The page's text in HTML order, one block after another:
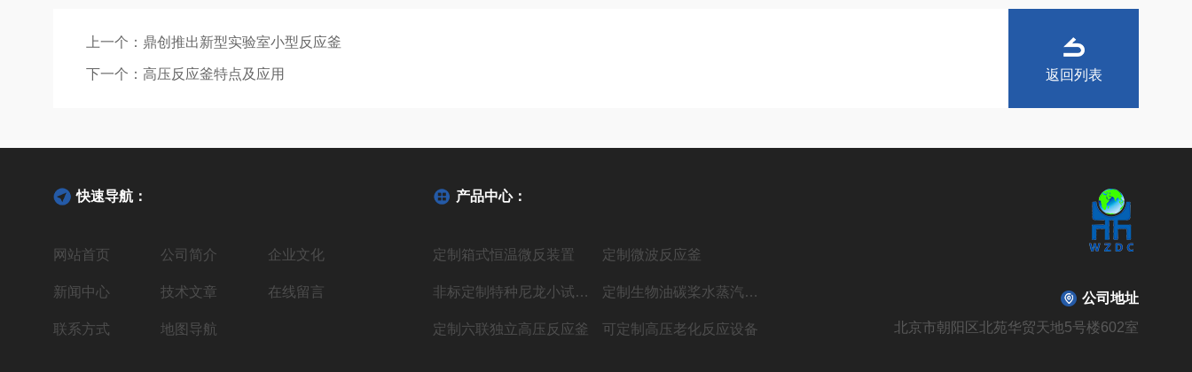
上一个： 鼎创推出新型实验室小型反应釜
下一个： 高压反应釜特点及应用 返回列表
快速导航：
网站首页 公司简介 企业文化
新闻中心 技术文章 在线留言
联系方式 地图导航
产品中心：
定制箱式恒温微反装置 定制微波反应釜
非标定制特种尼龙小试聚合反应装置 定制生物油碳桨水蒸汽气化制氢液体燃料装置
定制六联独立高压反应釜 可定制高压老化反应设备
公司地址
北京市朝阳区北苑华贸天地5号楼602室